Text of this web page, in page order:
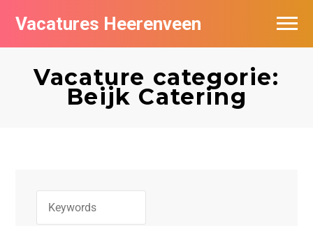
Vacatures Heerenveen
Vacature categorie:
Beijk Catering
Vacatures per bedrijf
De populairste vacatures in Heerenveen